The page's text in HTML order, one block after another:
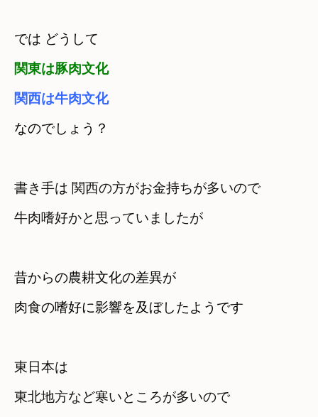
では どうして
関西は牛肉文化
書き手は 関西の方がお金持ちが多いので
牛肉嗜好かと思っていましたが
昔からの農耕文化の差異が
肉食の嗜好に影響を及ぼしたようです
東日本は
東北地方など寒いところが多いので